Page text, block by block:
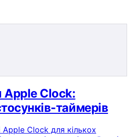
Apple Clock:
таймерів
Clock для кількох